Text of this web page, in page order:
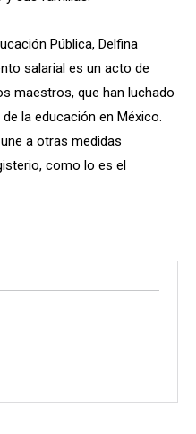
Pública, Delfina
salarial es un acto de
maestros, que han luchado
la educación en México.
a otras medidas
como lo es el